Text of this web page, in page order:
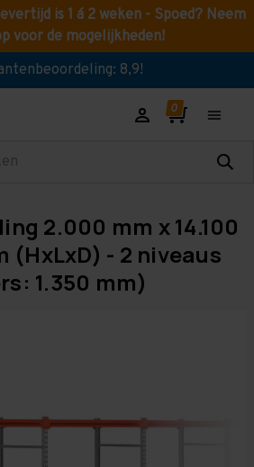
is 1 á 2 weken - Spoed? Neem
voor de mogelijkheden!
8,9!
2.000 mm x 14.100
(HxLxD) - 2 niveaus
1.350 mm)